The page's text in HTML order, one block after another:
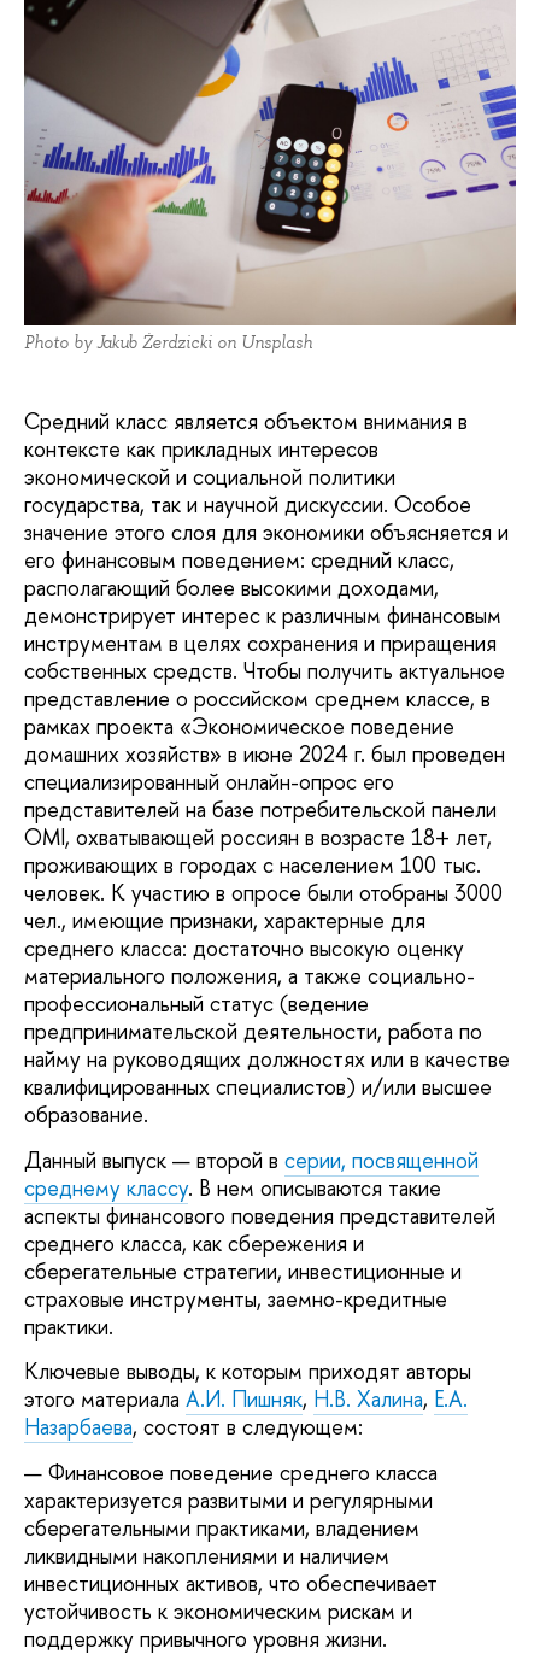
Photo by Jakub Żerdzicki on Unsplash
Средний класс является объектом внимания в
контексте как прикладных интересов
экономической и социальной политики
государства, так и научной дискуссии. Особое
значение этого слоя для экономики объясняется и
его финансовым поведением: средний класс,
располагающий более высокими доходами,
демонстрирует интерес к различным финансовым
инструментам в целях сохранения и приращения
собственных средств. Чтобы получить актуальное
представление о российском среднем классе, в
рамках проекта «Экономическое поведение
домашних хозяйств» в июне 2024 г. был проведен
специализированный онлайн-опрос его
представителей на базе потребительской панели
OMI, охватывающей россиян в возрасте 18+ лет,
проживающих в городах с населением 100 тыс.
человек. К участию в опросе были отобраны 3000
чел., имеющие признаки, характерные для
среднего класса: достаточно высокую оценку
материального положения, а также социально-
профессиональный статус (ведение
предпринимательской деятельности, работа по
найму на руководящих должностях или в качестве
квалифицированных специалистов) и/или высшее
образование.
Данный выпуск — второй в серии, посвященной
среднему классу. В нем описываются такие
аспекты финансового поведения представителей
среднего класса, как сбережения и
сберегательные стратегии, инвестиционные и
страховые инструменты, заемно-кредитные
практики.
Ключевые выводы, к которым приходят авторы
этого материала А.И. Пишняк, Н.В. Халина, Е.А.
Назарбаева, состоят в следующем:
Финансовое поведение среднего класса
характеризуется развитыми и регулярными
сберегательными практиками, владением
ликвидными накоплениями и наличием
инвестиционных активов, что обеспечивает
устойчивость к экономическим рискам и
поддержку привычного уровня жизни.